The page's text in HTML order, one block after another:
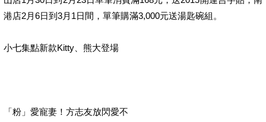
港店2月6日到3月1日間，單筆購滿3,000元送湯匙碗組。
小七集點新款Kitty、熊大登場
「粉」愛寵妻！方志友放閃愛不